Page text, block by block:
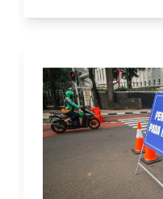
menikmati permen
Park membahas
Yuk cek surveinya!